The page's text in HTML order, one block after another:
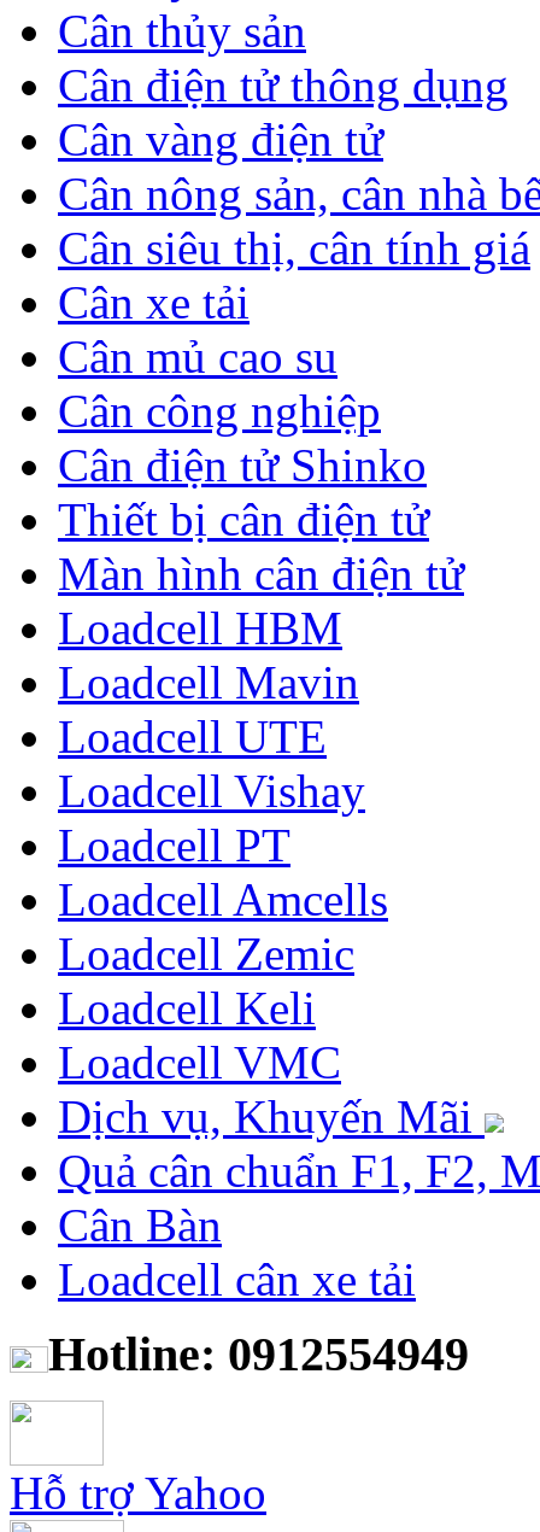
Cân thủy sản
Cân điện tử thông dụng
Cân vàng điện tử
Cân nông sản, cân nhà
Cân siêu thị, cân tính giá
Cân xe tải
Cân mủ cao su
Cân công nghiệp
Cân điện tử Shinko
Thiết bị cân điện tử
Màn hình cân điện tử
Loadcell HBM
Loadcell Mavin
Loadcell UTE
Loadcell Vishay
Loadcell PT
Loadcell Amcells
Loadcell Zemic
Loadcell Keli
Loadcell VMC
Dịch vụ, Khuyến Mãi
Quả cân chuẩn F1, F2,
Cân Bàn
Loadcell cân xe tải
Hotline: 0912554949
Hỗ trợ Yahoo